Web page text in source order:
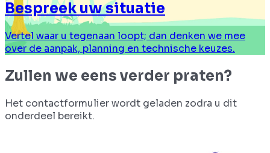
Bespreek uw situatie
Vertel waar u tegenaan loopt; dan denken we mee
over de aanpak, planning en technische keuzes.
Zullen we eens verder praten?
Het contactformulier wordt geladen zodra u dit
onderdeel bereikt.